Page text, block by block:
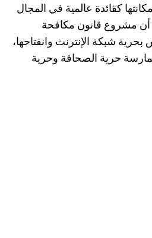
كقائدة عالمية في المجال
مشروع قانون مكافحة
بحرية شبكة الإنترنت وانفتاحها،
حرية الصحافة وحرية